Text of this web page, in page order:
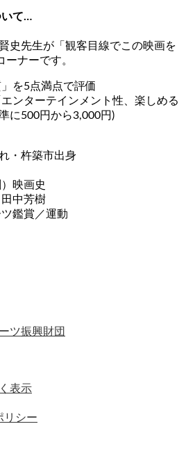
いて…
史先生が「観客目線でこの映画を
ーナーです。
を5点満点で評価
ンターテインメント性、楽しめる
に500円から3,000円)
・杵築市出身
映画史
中芳樹
鑑賞／運動
ツ振興財団
表示
リシー